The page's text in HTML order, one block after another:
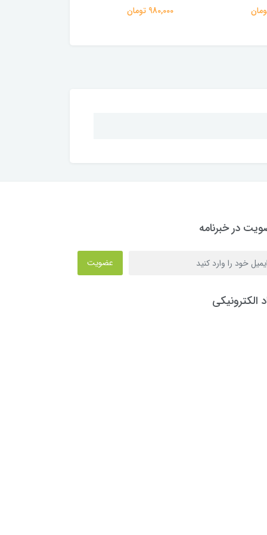
980,000 تومان
در خبرنامه
عضویت
الکترونیکی